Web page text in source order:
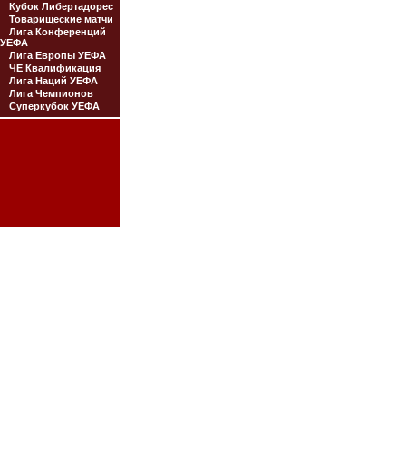
Кубок Либертадорес
Товарищеские матчи
Лига Конференций
УЕФА
Лига Европы УЕФА
ЧЕ Квалификация
Лига Наций УЕФА
Лига Чемпионов
Суперкубок УЕФА